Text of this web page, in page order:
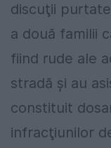
discuţii
a două familii
fiind rude ale
stradă şi au
constituit
infracţiunilor